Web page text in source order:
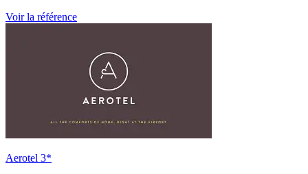
Voir la référence
Aerotel 3*